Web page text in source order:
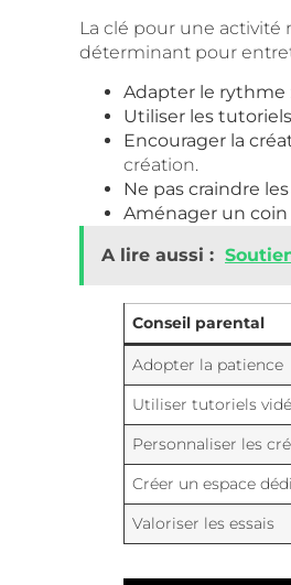
La clé pour une
déterminant pour
Adapter le rythme
Utiliser les
Encourager la
création.
Ne pas craindre
Aménager un
A lire aussi :
Conseil parental
Adopter la patience
Utiliser tutoriels
Personnaliser les
Créer un espace
Valoriser les essais